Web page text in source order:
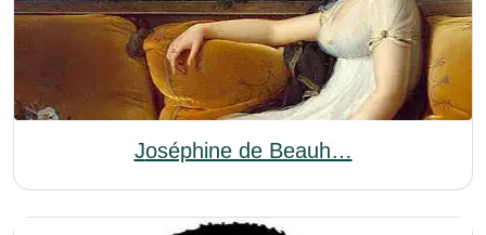
Joséphine de Beauh…